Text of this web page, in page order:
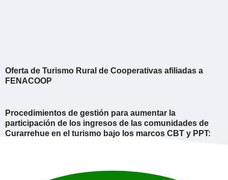
Oferta de Turismo Rural de Cooperativas afiliadas a
FENACOOP
Procedimientos de gestión para aumentar la
participación de los ingresos de las comunidades de
Curarrehue en el turismo bajo los marcos CBT y PPT: